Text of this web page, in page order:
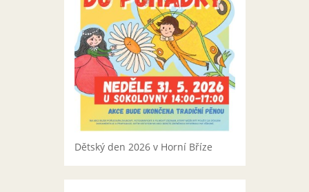
Dětský den 2026 v Horní Bříze